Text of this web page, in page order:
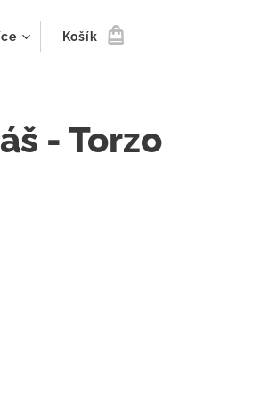
Košík
- Torzo